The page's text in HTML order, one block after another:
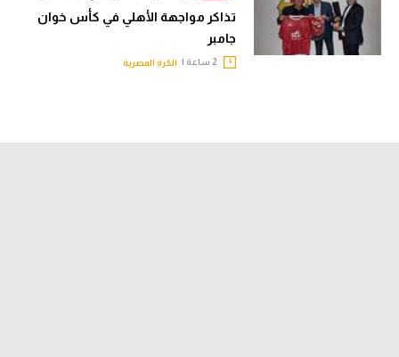
تذاكر مواجهة الأهلي في كأس خوان
جامبر
الكرة المصرية